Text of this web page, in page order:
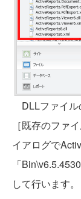
DLLファイル
［既存のファ
イアログで
「
して行います。